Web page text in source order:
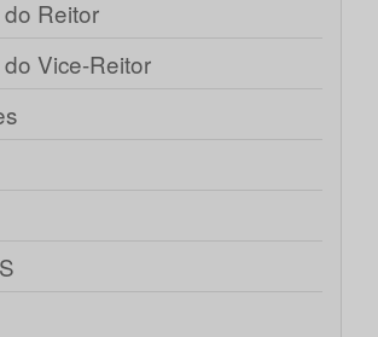
Reitor
Vice-Reitor